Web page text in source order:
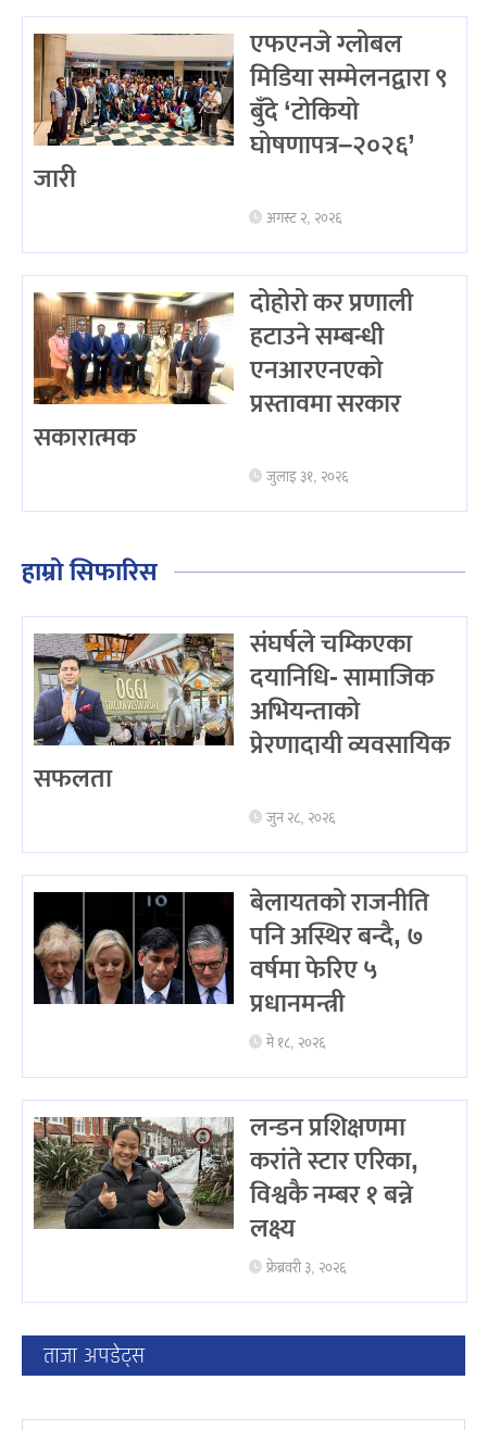
एफएनजे ग्लोबल
मिडिया सम्मेलनद्वारा ९
बुँदे ‘टोकियो
घोषणापत्र–२०२६’
जारी
अगस्ट २, २०२६
दोहोरो कर प्रणाली
हटाउने सम्बन्धी
एनआरएनएको
प्रस्तावमा सरकार
सकारात्मक
जुलाइ ३१, २०२६
हाम्रो सिफारिस
संघर्षले चम्किएका
दयानिधि- सामाजिक
अभियन्ताको
प्रेरणादायी व्यवसायिक
सफलता
जुन २८, २०२६
बेलायतको राजनीति
पनि अस्थिर बन्दै, ७
वर्षमा फेरिए ५
प्रधानमन्त्री
मे १८, २०२६
लन्डन प्रशिक्षणमा
करांते स्टार एरिका,
विश्वकै नम्बर १ बन्ने
लक्ष्य
फ्रेब्रवरी ३, २०२६
ताजा अपडेट्स